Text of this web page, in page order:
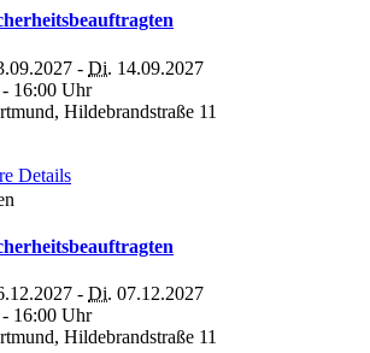
- Di. 14.09.2027
16:00 Uhr
Hildebrandstraße 11
Details
- Di. 07.12.2027
16:00 Uhr
Hildebrandstraße 11